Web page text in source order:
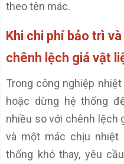
theo tên mác.
Khi chi phí bảo trì
chênh lệch giá vật
Trong công nghiệp
hoặc dừng hệ thống
nhiều so với chênh lệch
và một mác chịu nhiệt
thống khó thay, yêu